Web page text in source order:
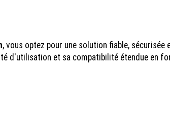
, vous optez pour une solution fiable,
d'utilisation et sa compatibilité étendue en